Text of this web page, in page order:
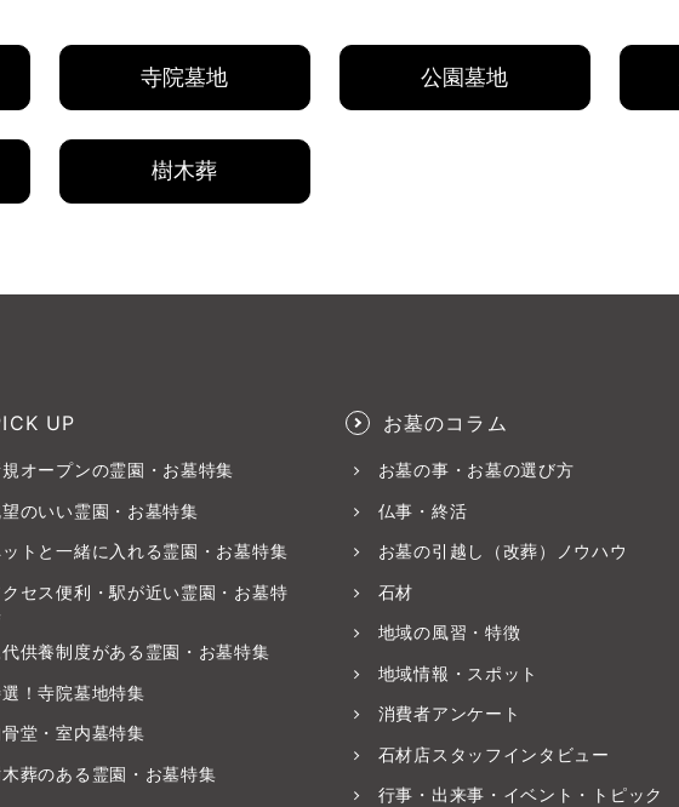
寺院墓地 公園墓地
樹木葬
UP
オープンの霊園・お墓特集
のいい霊園・お墓特集
トと一緒に入れる霊園・お墓特集
セス便利・駅が近い霊園・お墓特
供養制度がある霊園・お墓特集
！寺院墓地特集
堂・室内墓特集
葬のある霊園・お墓特集
お墓のコラム
お墓の事・お墓の選び方
仏事・終活
お墓の引越し（改葬）ノウハウ
石材
地域の風習・特徴
地域情報・スポット
消費者アンケート
石材店スタッフインタビュー
行事・出来事・イベント・トピック